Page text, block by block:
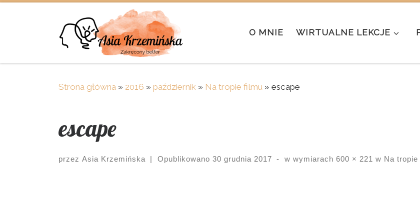
O MNIE WIRTUALNE LEKCJE
Strona główna » 2016 » październik » Na tropie filmu » escape
escape
przez Asia Krzemińska | Opublikowano 30 grudnia 2017 - w wymiarach 600 × 221 w Na tropie